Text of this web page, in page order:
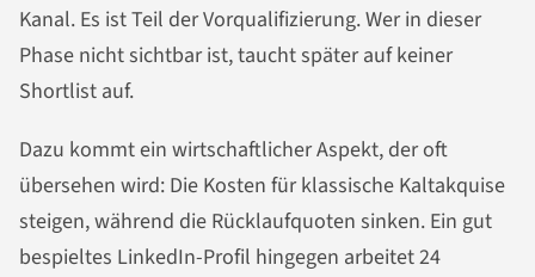
Kanal. Es ist Teil der Vorqualifizierung. Wer in dieser
Phase nicht sichtbar ist, taucht später auf keiner
Shortlist auf.
Dazu kommt ein wirtschaftlicher Aspekt, der oft
übersehen wird: Die Kosten für klassische Kaltakquise
steigen, während die Rücklaufquoten sinken. Ein gut
bespieltes LinkedIn-Profil hingegen arbeitet 24